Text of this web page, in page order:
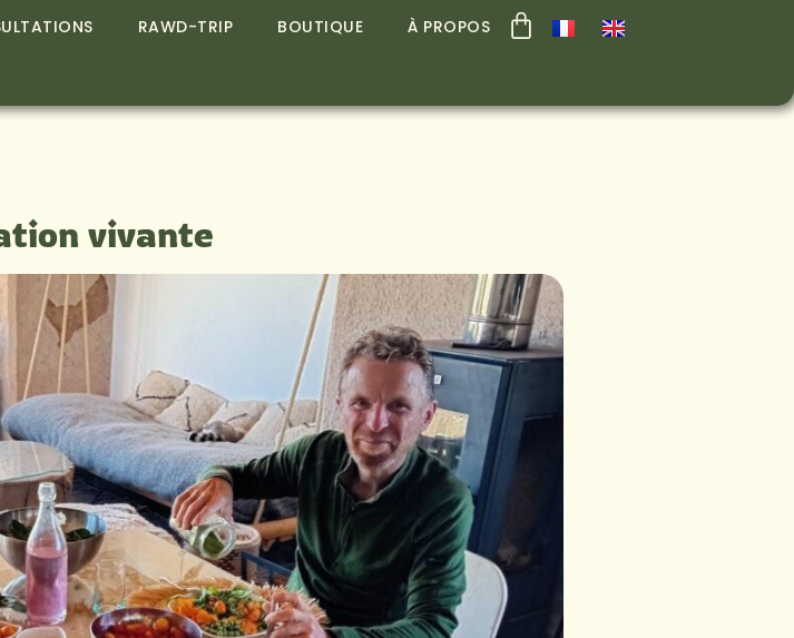
RAWD-TRIP BOUTIQUE À PROPOS
vivante